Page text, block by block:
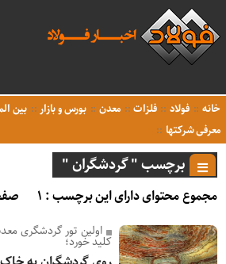
خانه فولاد فلزات معدن بورس و بازار بین
معرفی شرکتها
برچسب " گردشگران "
مجموع محتوای دارای این برچسب : ۱ صفحه
اولین تور گردشگری
کلید خورد؛